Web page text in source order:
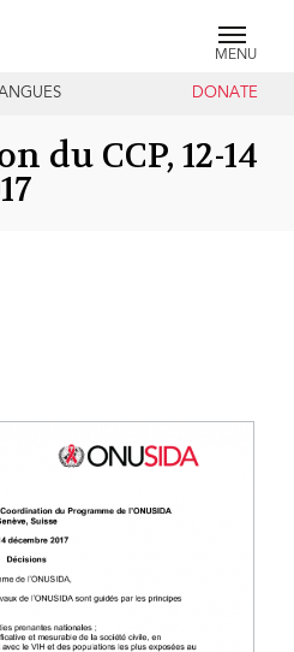
MENU
DONATE
du CCP, 12-14